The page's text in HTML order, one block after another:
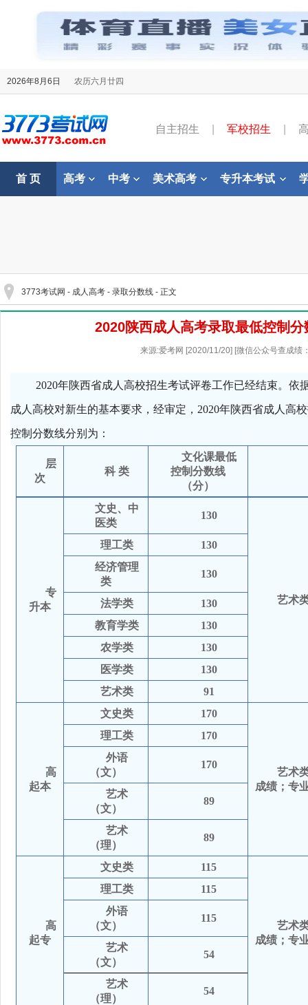
2026年8月6日 农历六月廿四
自主招生 军校招生
首 页 高考 中考 美术高考 专升本考试
3773考试网 - 成人高考 - 录取分数线 - 正文
2020陕西成人高考录取最低控制分
来源:爱考网 [2020/11/20] [微信公众号查成绩
2020年陕西省成人高校招生考试评卷工作已经结束。依
成人高校对新生的基本要求，经审定，2020年陕西省成人高
控制分数线分别为：
层
次
科 类
文化课最低
控制分数线
（分）
专
升本
文史、中
医类
130
艺术
理工类
130
经济管理
类
130
法学类
130
教育学类
130
农学类
130
医学类
130
艺术类
91
高
起本
文史类 170
艺术
成绩；专
理工类
170
外语
（文）
170
艺术
（文）
89
艺术
（理）
89
高
起专
文史类 115
艺术
成绩；专
理工类
115
外语
（文）
115
艺术
（文）
54
艺术
（理）
54